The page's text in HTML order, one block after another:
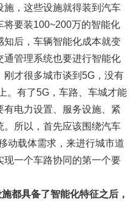
，这些设施就得装到汽车
将要装100~200万的智能化
后，车辆智能化成本就变
通管理系统也要进行智能化
才很多城市谈到5G，没有
。有了5G，车路、车城才能
电力设置、服务设施、紧
。所以，首先应该围绕汽车
动载体需求，来进行城市道
现一个车路协同的第一个要
都具备了智能化特征之后，